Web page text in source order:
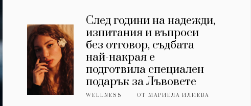
След години на надежди,
изпитания и въпроси
без отговор, съдбата
най-накрая е
подготвила специален
подарък за Лъвовете
WELLNESS ОТМАРИЕЛА ИЛИЕВА